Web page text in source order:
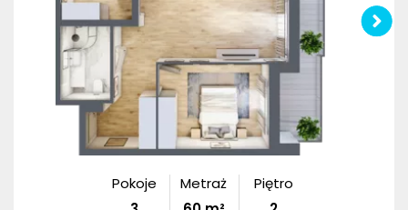
Pokoje
Metraż
Piętro